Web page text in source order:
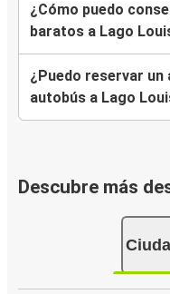
¿Cómo puedo
baratos a Lago
¿Puedo reservar un
autobús a Lago
Descubre más